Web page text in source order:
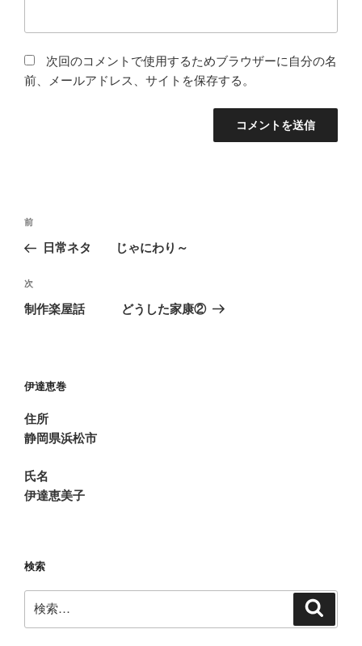
次回のコメントで使用するためブラウザーに自分の名
前、メールアドレス、サイトを保存する。
投
ナ
ビ
ゲ
ン
前
の
稿
前
日常ネタ じゃにわり～
次
の
次
制作楽屋話 どうした家康②
伊達恵巻
住所
静岡県浜松市
氏名
伊達恵美子
検索
索: